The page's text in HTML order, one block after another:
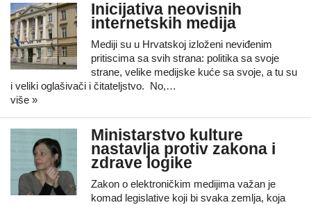
Inicijativa neovisnih
internetskih medija
Mediji su u Hrvatskoj izloženi neviđenim
pritiscima sa svih strana: politika sa svoje
strane, velike medijske kuće sa svoje, a tu su
i veliki oglašivači i čitateljstvo. No,…
više »
Ministarstvo kulture
nastavlja protiv zakona i
zdrave logike
Zakon o elektroničkim medijima važan je
komad legislative koji bi svaka zemlja, koja